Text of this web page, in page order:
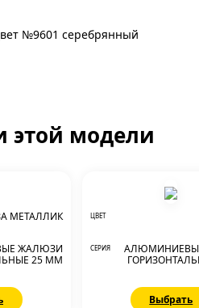
№9601 серебрянный
этой модели
МЕТАЛЛИК
ЖАЛЮЗИ
25 ММ
ЦВЕТ
СЕРИЯ
Выбрать